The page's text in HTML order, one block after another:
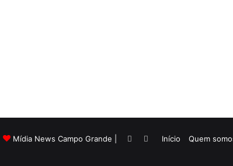
Mídia News Campo Grande | Início Quem
Facebook
Twitter